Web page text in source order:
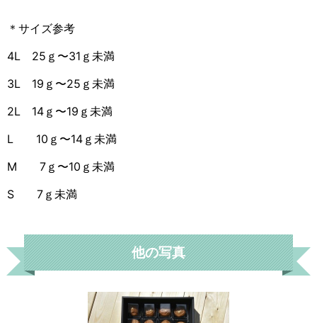
＊サイズ参考
4L 25ｇ〜31ｇ未満
3L 19ｇ〜25ｇ未満
2L 14ｇ〜19ｇ未満
L 10ｇ〜14ｇ未満
M 7ｇ〜10ｇ未満
S 7ｇ未満
他の写真